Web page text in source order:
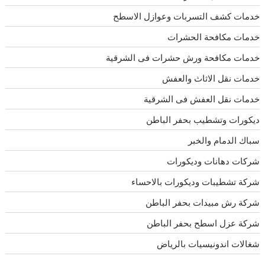
خدمات كشف التسربات وعوازل الاسطح
خدمات مكافحة الحشرات
خدمات مكافحة ورش حشرات فى الشرقية
خدمات نقل الاثاث والعفش
خدمات نقل العفش فى الشرقية
ديكورات وتشطيب بحفر الباطن
سباك الدمام والخبر
شركات دهانات وديكورات
شركة تشطيبات وديكورات بالاحساء
شركة رش مبيدات بحفر الباطن
شركة عزل اسطح بحفر الباطن
شغالات اندونيسيات بالرياض